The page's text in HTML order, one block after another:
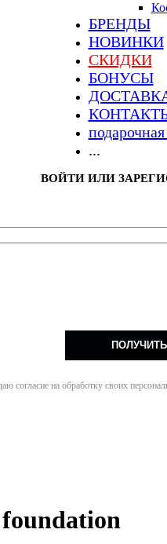
БРЕНДЫ
НОВИНКИ
СКИДКИ
БОНУСЫ
...
ВОЙТИ ИЛИ
согласие на обработку своих